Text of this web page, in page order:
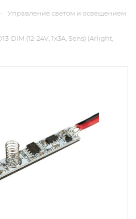
Управление светом и освещением
DIM (12-24V, 1x3A, Sens) (Arlight,